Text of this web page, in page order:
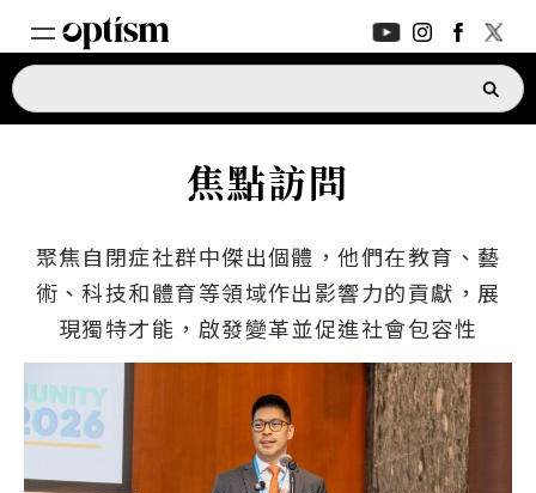
深度對話
支援指南 新功能
ASK OPTISM
焦點訪問
聚焦自閉症社群中傑出個體，他們在教育、藝
術、科技和體育等領域作出影響力的貢獻，展
現獨特才能，啟發變革並促進社會包容性